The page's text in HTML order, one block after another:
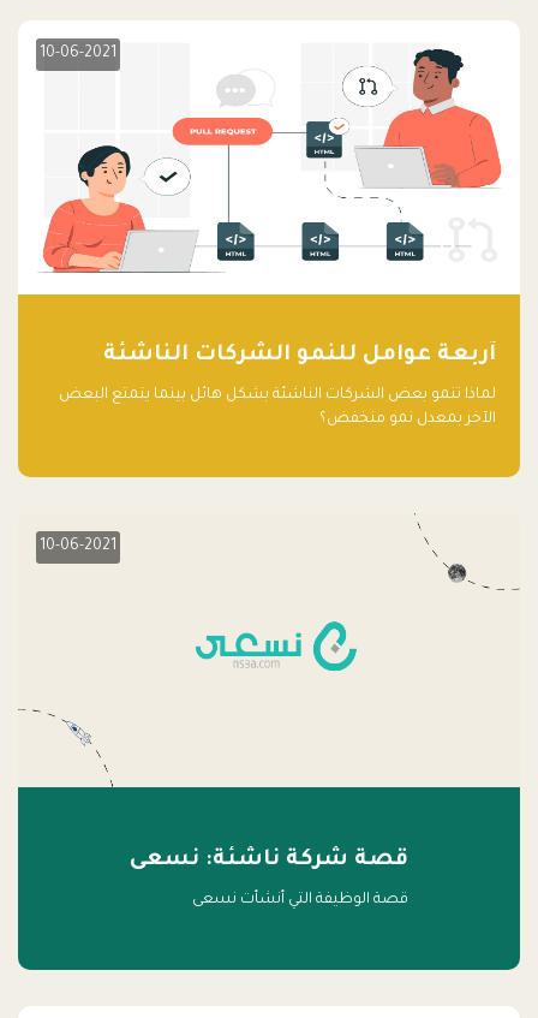
10-06-2021
آربعة عوامل للنمو الشركات الناشئة
لماذا تنمو بعض الشركات الناشئة بشكل هائل بينما يتمتع البعض
الآخر بمعدل نمو منخفض؟
10-06-2021
قصة شركة ناشئة: نسعى
قصة الوظيفة التي أنشأت نسعى